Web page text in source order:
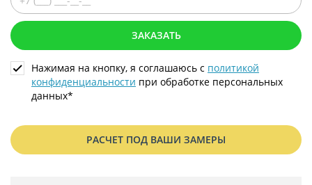
ЗАКАЗАТЬ
Нажимая на кнопку, я соглашаюсь с политикой
конфиденциальности при обработке персональных
данных*
РАСЧЕТ ПОД ВАШИ ЗАМЕРЫ